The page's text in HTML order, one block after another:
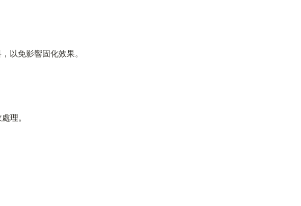
以免影響固化效果。
理。